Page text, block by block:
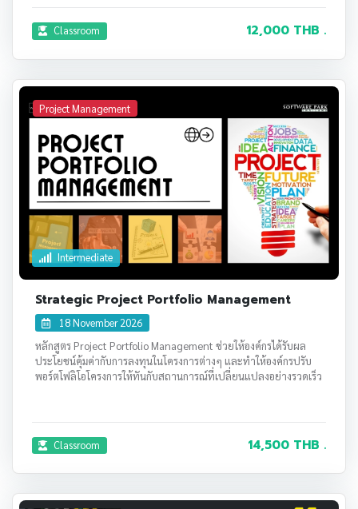
Classroom 12,000 THB .
Project Management
Intermediate
Strategic Project Portfolio Management
18 November 2026
หลักสูตร Project Portfolio Management ช่วยให้องค์กรได้รับผล
ประโยชน์คุ้มค่ากับการลงทุนในโครงการต่างๆ และทำให้องค์กรปรับ
พอร์ตโฟลิโอโครงการให้ทันกับสถานการณ์ที่เปลี่ยนแปลงอย่างรวดเร็ว
Classroom 14,500 THB .